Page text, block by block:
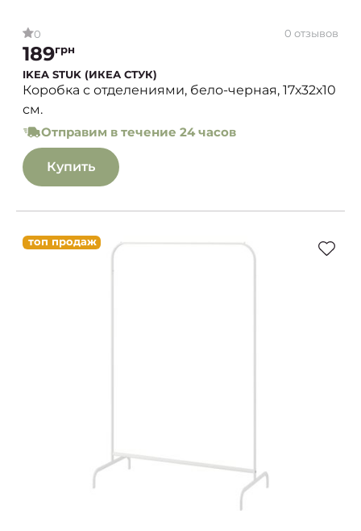
0 0 отзывов
189грн
IKEA STUK (ИКЕА СТУК)
Коробка с отделениями, бело-черная, 17х32х10
см.
Отправим в течение 24 часов
Купить
топ продаж